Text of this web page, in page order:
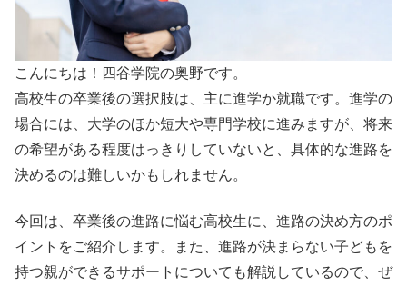
こんにちは！四谷学院の奥野です。
高校生の卒業後の選択肢は、主に進学か就職です。進学の
場合には、大学のほか短大や専門学校に進みますが、将来
の希望がある程度はっきりしていないと、具体的な進路を
決めるのは難しいかもしれません。
今回は、卒業後の進路に悩む高校生に、進路の決め方のポ
イントをご紹介します。また、進路が決まらない子どもを
持つ親ができるサポートについても解説しているので、ぜ